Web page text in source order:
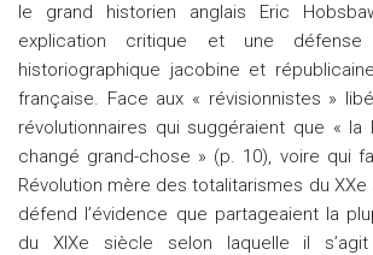
le grand historien anglais Eric
explication critique et une
historiographique jacobine et
française. Face aux « révisionnistes »
révolutionnaires qui suggéraient que « la
changé grand-chose » (p. 10), voire qui
Révolution mère des totalitarismes du
défend l’évidence que partageaient la
du XIXe siècle selon laquelle il s’agit